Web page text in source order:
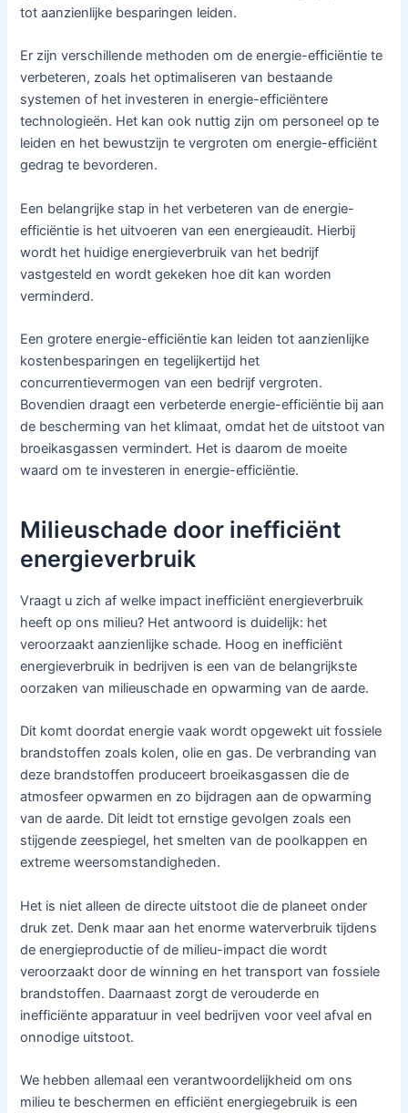
tot aanzienlijke besparingen leiden.
Er zijn verschillende methoden om de energie-efficiëntie te
verbeteren, zoals het optimaliseren van bestaande
systemen of het investeren in energie-efficiëntere
technologieën. Het kan ook nuttig zijn om personeel op te
leiden en het bewustzijn te vergroten om energie-efficiënt
gedrag te bevorderen.
Een belangrijke stap in het verbeteren van de energie-
efficiëntie is het uitvoeren van een energieaudit. Hierbij
wordt het huidige energieverbruik van het bedrijf
vastgesteld en wordt gekeken hoe dit kan worden
verminderd.
Een grotere energie-efficiëntie kan leiden tot aanzienlijke
kostenbesparingen en tegelijkertijd het
concurrentievermogen van een bedrijf vergroten.
Bovendien draagt een verbeterde energie-efficiëntie bij aan
de bescherming van het klimaat, omdat het de uitstoot van
broeikasgassen vermindert. Het is daarom de moeite
waard om te investeren in energie-efficiëntie.
Milieuschade door inefficiënt
energieverbruik
Vraagt u zich af welke impact inefficiënt energieverbruik
heeft op ons milieu? Het antwoord is duidelijk: het
veroorzaakt aanzienlijke schade. Hoog en inefficiënt
energieverbruik in bedrijven is een van de belangrijkste
oorzaken van milieuschade en opwarming van de aarde.
Dit komt doordat energie vaak wordt opgewekt uit fossiele
brandstoffen zoals kolen, olie en gas. De verbranding van
deze brandstoffen produceert broeikasgassen die de
atmosfeer opwarmen en zo bijdragen aan de opwarming
van de aarde. Dit leidt tot ernstige gevolgen zoals een
stijgende zeespiegel, het smelten van de poolkappen en
extreme weersomstandigheden.
Het is niet alleen de directe uitstoot die de planeet onder
druk zet. Denk maar aan het enorme waterverbruik tijdens
de energieproductie of de milieu-impact die wordt
veroorzaakt door de winning en het transport van fossiele
brandstoffen. Daarnaast zorgt de verouderde en
inefficiënte apparatuur in veel bedrijven voor veel afval en
onnodige uitstoot.
We hebben allemaal een verantwoordelijkheid om ons
milieu te beschermen en efficiënt energiegebruik is een